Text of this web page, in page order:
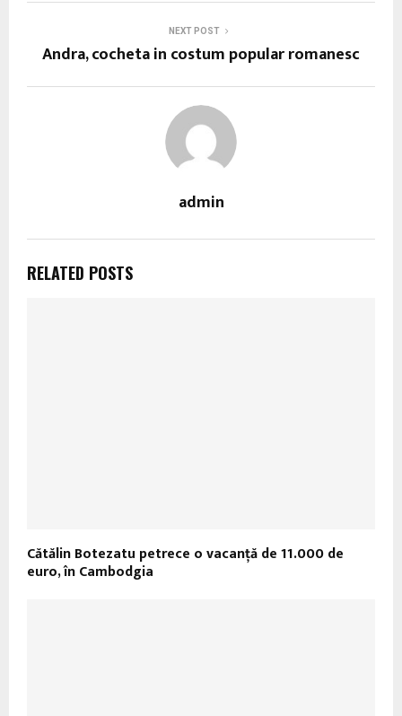
NEXT POST
Andra, cocheta in costum popular romanesc
admin
RELATED POSTS
Cătălin Botezatu petrece o vacanță de 11.000 de
euro, în Cambodgia